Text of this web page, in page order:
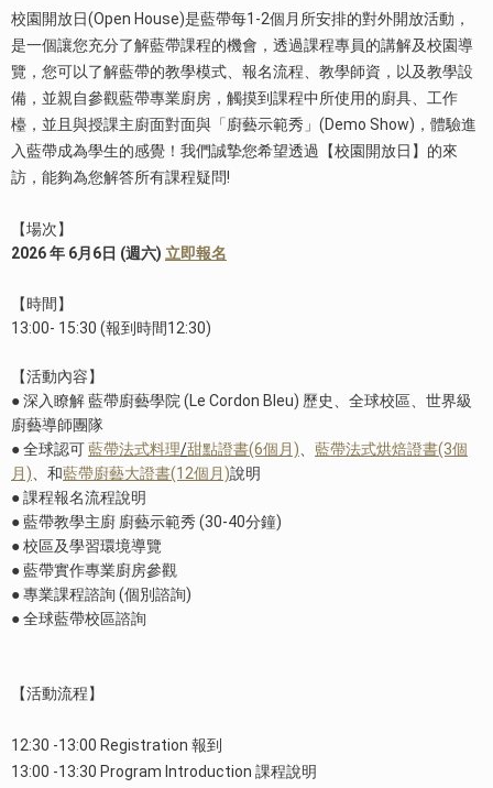
校園開放日(Open House)是藍帶每1-2個月所安排的對外開放活動，
是一個讓您充分了解藍帶課程的機會，透過課程專員的講解及校園導
覽，您可以了解藍帶的教學模式、報名流程、教學師資，以及教學設
備，並親自參觀藍帶專業廚房，觸摸到課程中所使用的廚具、工作
檯，並且與授課主廚面對面與「廚藝示範秀」 (Demo Show) ，體驗進
入藍帶成為學生的感覺！ 我們誠摯您希望透過【校園開放日】的來
訪，能夠為您解答所有課程疑問!
【場次】
2026 年 6月6日 (週六) 立即報名
【時間】
13:00- 15:30 (報到時間12:30)
【活動內容】
● 深入瞭解 藍帶廚藝學院 (Le Cordon Bleu) 歷史、全球校區、世界級
廚藝導師團隊
● 全球認可藍帶法式料理/甜點證書(6個月)、 藍帶法式烘焙證書(3個
月)、和藍帶廚藝大證書(12個月)說明
● 課程報名流程說明
● 藍帶教學主廚 廚藝示範秀 (30-40分鐘)
●校區及學習環境導覽
● 藍帶實作專業廚房參觀
● 專業課程諮詢 (個別諮詢)
● 全球藍帶校區諮詢
【活動流程】
12:30 -13:00 Registration 報到
13:00 -13:30 Program Introduction 課程說明